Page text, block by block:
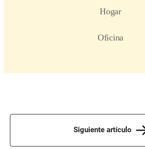
Siguiente artículo